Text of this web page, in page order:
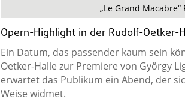
„Le Grand
Opern-Highlight in der Rudolf-Oetker-
Ein Datum, das passender kaum sein
Oetker-Halle zur Premiere von György
erwartet das Publikum ein Abend, der
Weise widmet.